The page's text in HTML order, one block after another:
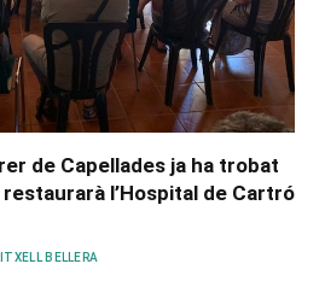
de Capellades ja ha trobat
l’Hospital de Cartró
BELLERA